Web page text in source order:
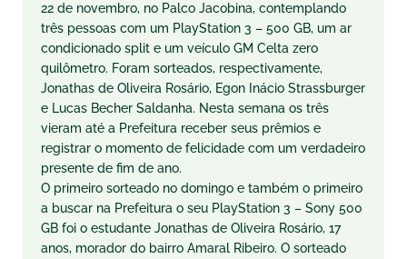
22 de novembro, no Palco Jacobina, contemplando
três pessoas com um PlayStation 3 – 500 GB, um ar
condicionado split e um veículo GM Celta zero
quilômetro. Foram sorteados, respectivamente,
Jonathas de Oliveira Rosário, Egon Inácio Strassburger
e Lucas Becher Saldanha. Nesta semana os três
vieram até a Prefeitura receber seus prêmios e
registrar o momento de felicidade com um verdadeiro
presente de fim de ano.
O primeiro sorteado no domingo e também o primeiro
a buscar na Prefeitura o seu PlayStation 3 – Sony 500
GB foi o estudante Jonathas de Oliveira Rosário, 17
anos, morador do bairro Amaral Ribeiro. O sorteado